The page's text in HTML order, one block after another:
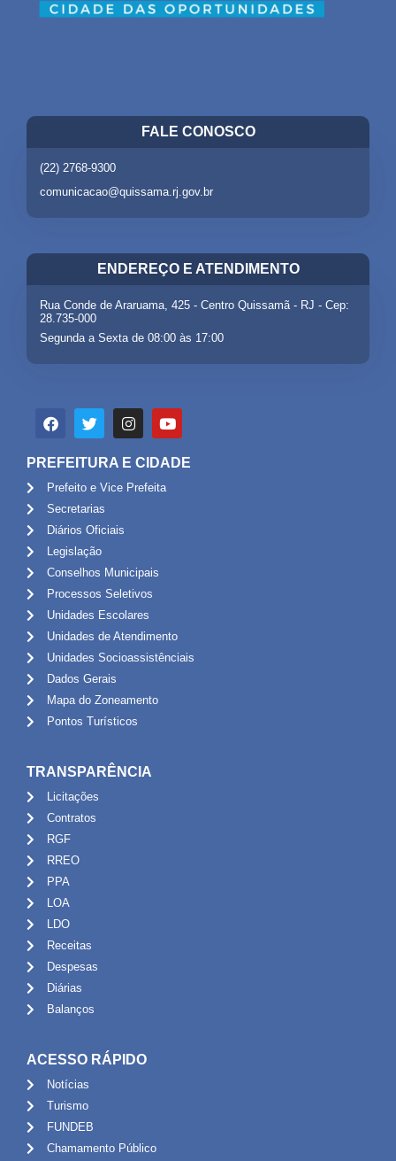
FALE CONOSCO
(22) 2768-9300
comunicacao@quissama.rj.gov.br
ENDEREÇO E ATENDIMENTO
Rua Conde de Araruama, 425 - Centro Quissamã - RJ - Cep:
28.735-000
Segunda a Sexta de 08:00 às 17:00
PREFEITURA E CIDADE
Prefeito e Vice Prefeita
Secretarias
Diários Oficiais
Legislação
Conselhos Municipais
Processos Seletivos
Unidades Escolares
Unidades de Atendimento
Unidades Socioassistênciais
Dados Gerais
Mapa do Zoneamento
Pontos Turísticos
TRANSPARÊNCIA
Licitações
Contratos
RGF
RREO
PPA
LOA
LDO
Receitas
Despesas
Diárias
Balanços
ACESSO RÁPIDO
Notícias
Turismo
FUNDEB
Chamamento Público